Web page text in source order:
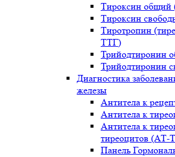
Тироксин общий
Тироксин
Тиротропин
ТТГ)
Трийодтиронин
Трийодтиронин
Диагностика
железы
Антитела к
Антитела к
Антитела к
тиреоцитов
Панель